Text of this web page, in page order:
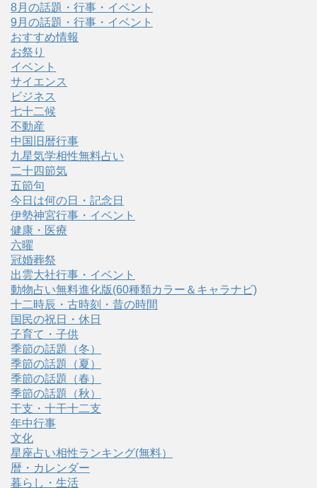
8月の話題・行事・イベント
9月の話題・行事・イベント
おすすめ情報
お祭り
イベント
サイエンス
ビジネス
七十二候
不動産
中国旧暦行事
九星気学相性無料占い
二十四節気
五節句
今日は何の日・記念日
伊勢神宮行事・イベント
健康・医療
六曜
冠婚葬祭
出雲大社行事・イベント
動物占い無料進化版(60種類カラー＆キャラナビ)
十二時辰・古時刻・昔の時間
国民の祝日・休日
子育て・子供
季節の話題（冬）
季節の話題（夏）
季節の話題（春）
季節の話題（秋）
干支・十干十二支
年中行事
文化
星座占い相性ランキング(無料）
暦・カレンダー
暮らし・生活